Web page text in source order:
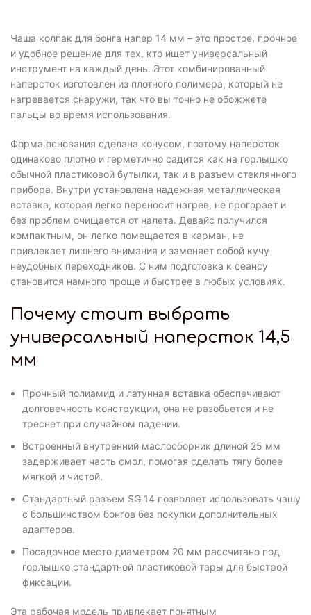
Чаша колпак для бонга напер 14 мм – это простое, прочное
и удобное решение для тех, кто ищет универсальный
инструмент на каждый день. Этот комбинированный
наперсток изготовлен из плотного полимера, который не
нагревается снаружи, так что вы точно не обожжете
пальцы во время использования.
Форма основания сделана конусом, поэтому наперсток
одинаково плотно и герметично садится как на горлышко
обычной пластиковой бутылки, так и в разъем стеклянного
прибора. Внутри установлена надежная металлическая
вставка, которая легко переносит нагрев, не прогорает и
без проблем очищается от налета. Девайс получился
компактным, он легко помещается в карман, не
привлекает лишнего внимания и заменяет собой кучу
неудобных переходников. С ним подготовка к сеансу
становится намного проще и быстрее в любых условиях.
Почему стоит выбрать
универсальный наперсток 14,5
мм
Прочный полиамид и латунная вставка обеспечивают
долговечность конструкции, она не разобьется и не
треснет при случайном падении.
Встроенный внутренний маслосборник длиной 25 мм
задерживает часть смол, помогая сделать тягу более
мягкой и чистой.
Стандартный разъем SG 14 позволяет использовать чашу
с большинством бонгов без покупки дополнительных
адаптеров.
Посадочное место диаметром 20 мм рассчитано под
горлышко стандартной пластиковой тары для быстрой
фиксации.
Эта рабочая модель привлекает понятным